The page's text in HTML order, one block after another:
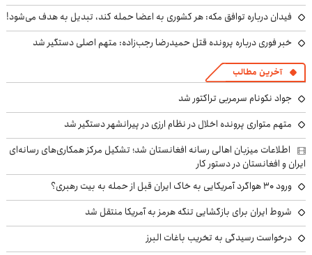
فیدان درباره توافق مکه: هر کشوری به اعضا حمله کند، تبدیل به هدف می‌شود!
خبر فوری درباره پرونده قتل حمیدرضا رجب‌زاده: متهم اصلی دستگیر شد
آخرین مطالب
جواد نکونام سرمربی تراکتور شد
متهم متواری پرونده اخلال در نظام ارزی در پیرانشهر دستگیر شد
اطلاعات میزبان اهالی رسانه افغانستان شد؛ تشکیل مرکز همکاری‌های رسانه‌ای
ایران و افغانستان در دستور کار
ورود ۳۰ هواگرد آمریکایی به خاک ایران قبل از حمله به بیت رهبری؟
شروط ایران برای بازگشایی تنگه هرمز به آمریکا منتقل شد
درخواست رسیدگی به تخریب باغات البرز